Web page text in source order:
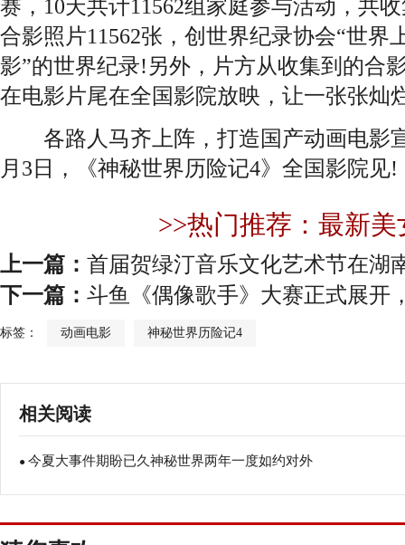
赛，10天共计11562组家庭参与活动，共
合影照片11562张，创世界纪录协会“世界
影”的世界纪录!另外，片方从收集到的合
在电影片尾在全国影院放映，让一张张灿
各路人马齐上阵，打造国产动画电影
月3日，《神秘世界历险记4》全国影院见!
>>热门推荐：最新美
上一篇： 首届贺绿汀音乐文化艺术节在湖
下一篇： 斗鱼《偶像歌手》大赛正式展开
标签： 动画电影 神秘世界历险记4
相关阅读
● 今夏大事件期盼已久神秘世界两年一度如约对外
开放